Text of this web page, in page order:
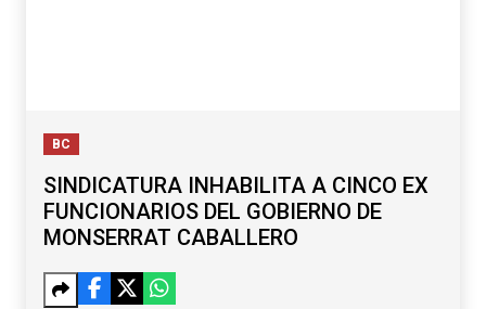
BC
SINDICATURA INHABILITA A CINCO EX
FUNCIONARIOS DEL GOBIERNO DE
MONSERRAT CABALLERO